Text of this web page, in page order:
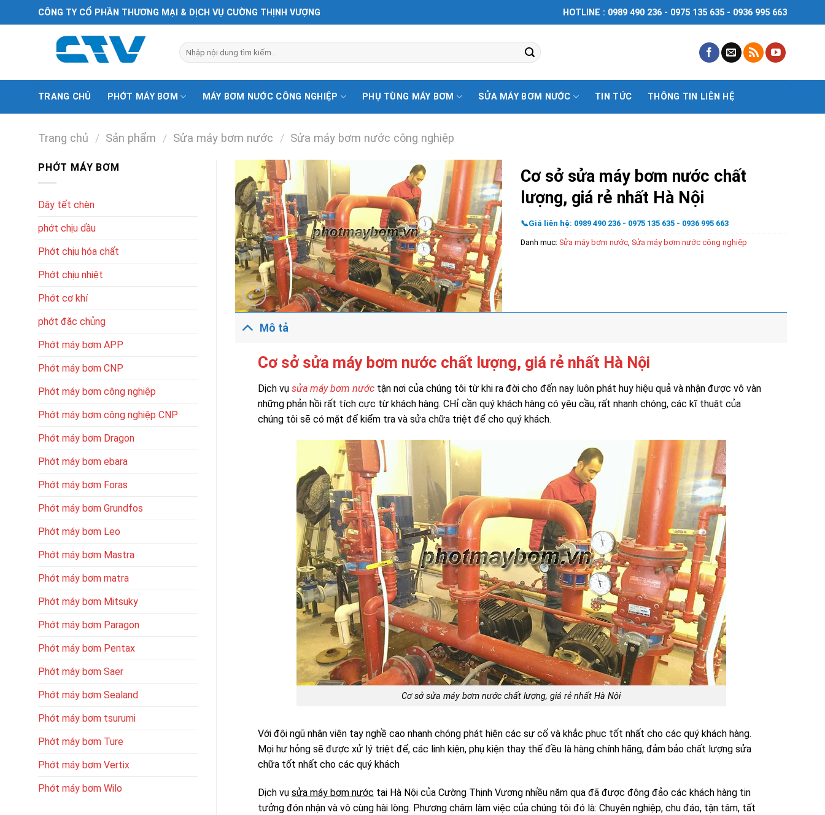
đến
CÔNG TY CỔ PHẦN THƯƠNG MẠI & DỊCH VỤ CƯỜNG THỊNH VƯỢNG HOTLINE : 0989 490 236 - 0975 135 635 - 0936 995 663
Tìm
kiếm:
TRANG CHỦ PHỚT MÁY BƠM MÁY BƠM NƯỚC CÔNG NGHIỆP PHỤ TÙNG MÁY BƠM SỬA MÁY BƠM NƯỚC TIN TỨC THÔNG TIN LIÊN HỆ
Trang chủ / Sản phẩm / Sửa máy bơm nước / Sửa máy bơm nước công nghiệp
PHỚT MÁY BƠM
Dây tết chèn
phớt chịu dầu
Phớt chịu hóa chất
Phớt chịu nhiệt
Phớt cơ khí
phớt đặc chủng
Phớt máy bơm APP
Phớt máy bơm CNP
Phớt máy bơm công nghiệp
Phớt máy bơm công nghiệp CNP
Phớt máy bơm Dragon
Phớt máy bơm ebara
Phớt máy bơm Foras
Phớt máy bơm Grundfos
Phớt máy bơm Leo
Phớt máy bơm Mastra
Phớt máy bơm matra
Phớt máy bơm Mitsuky
Phớt máy bơm Paragon
Phớt máy bơm Pentax
Phớt máy bơm Saer
Phớt máy bơm Sealand
Phớt máy bơm tsurumi
Phớt máy bơm Ture
Phớt máy bơm Vertix
Phớt máy bơm Wilo
Cơ sở sửa máy bơm nước chất
lượng, giá rẻ nhất Hà Nội
📞Giá liên hệ: 0989 490 236 - 0975 135 635 - 0936 995 663
Danh mục: Sửa máy bơm nước, Sửa máy bơm nước công nghiệp
Mô tả
Cơ sở sửa máy bơm nước chất lượng, giá rẻ nhất Hà Nội
Dịch vụ sửa máy bơm nước tận nơi của chúng tôi từ khi ra đời cho đến nay luôn phát huy hiệu quả và nhận được vô vàn
những phản hồi rất tích cực từ khách hàng. CHỉ cần quý khách hàng có yêu cầu, rất nhanh chóng, các kĩ thuật của
chúng tôi sẽ có mặt để kiểm tra và sửa chữa triệt để cho quý khách.
Cơ sở sửa máy bơm nước chất lượng, giá rẻ nhất Hà Nội
Với đội ngũ nhân viên tay nghề cao nhanh chóng phát hiện các sự cố và khắc phục tốt nhất cho các quý khách hàng.
Mọi hư hỏng sẽ được xử lý triệt để, các linh kiện, phụ kiện thay thế đều là hàng chính hãng, đảm bảo chất lượng sửa
chữa tốt nhất cho các quý khách
Dịch vụ sửa máy bơm nước tại Hà Nội của Cường Thịnh Vương nhiều năm qua đã được đông đảo các khách hàng tin
tưởng đón nhận và vô cùng hài lòng. Phương châm làm việc của chúng tôi đó là: Chuyên nghiệp, chu đáo, tận tâm, tất